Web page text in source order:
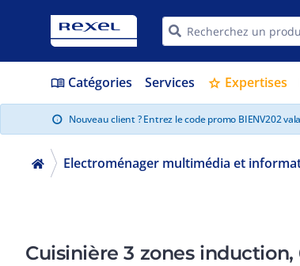
menu_book Catégories Services star Expertises
info Nouveau client ? Entrez le code promo BIENV202
Electroménager multimédia et
Cuisinière 3 zones induction,